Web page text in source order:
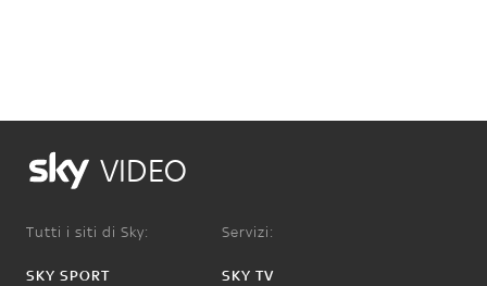
VIDEO
Tutti i siti di Sky:
SKY SPORT
Servizi:
SKY TV